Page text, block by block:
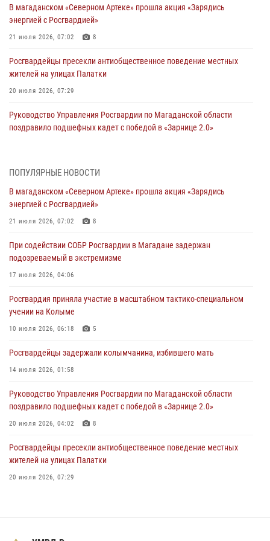
В магаданском «Северном Артеке» прошла акция «Зарядись
энергией с Росгвардией»
21 июля 2026, 07:02 8
Росгвардейцы пресекли антиобщественное поведение местных
жителей на улицах Палатки
20 июля 2026, 07:29
Руководство Управления Росгвардии по Магаданской области
поздравило подшефных кадет с победой в «Зарнице 2.0»
При содействии СОБР Росгвардии в Магадане задержан
17 июля 2026, 04:06
«Каникулы с Росгвардией» продолжаются на Колыме
Начальник Главного штаба – первый заместитель директора
Росгвардии Герой России генерал-полковник Сергей Бойко
15 июля 2026, 06:21
Кинологический тандем из Магадана завоевал бронзу на
15 июля 2026, 04:34
ПОПУЛЯРНЫЕ НОВОСТИ
В магаданском «Северном Артеке» прошла акция «Зарядись
энергией с Росгвардией»
21 июля 2026, 07:02 8
При содействии СОБР Росгвардии в Магадане задержан
подозреваемый в экстремизме
17 июля 2026, 04:06
Росгвардия приняла участие в масштабном тактико-специальном
учении на Колыме
10 июля 2026, 06:18 5
Росгвардейцы задержали колымчанина, избившего мать
14 июля 2026, 01:58
Руководство Управления Росгвардии по Магаданской области
поздравило подшефных кадет с победой в «Зарнице 2.0»
20 июля 2026, 04:02 8
Росгвардейцы пресекли антиобщественное поведение местных
жителей на улицах Палатки
20 июля 2026, 07:29
16 июля 2026, 03:27 6